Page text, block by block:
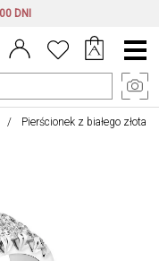
DNI
Menu
główne
Pierścionek z białego złota